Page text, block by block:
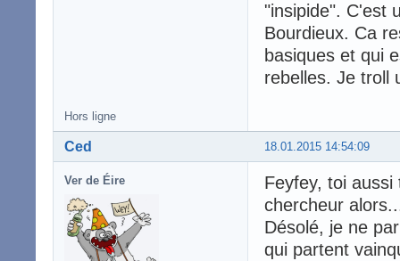
"insipide". C'est
Bourdieux. Ca
basiques et qui
rebelles. Je troll
Hors ligne
18.01.2015 14:54:09
Ced
Ver de Éire
Feyfey, toi
chercheur
Désolé, je ne
qui partent